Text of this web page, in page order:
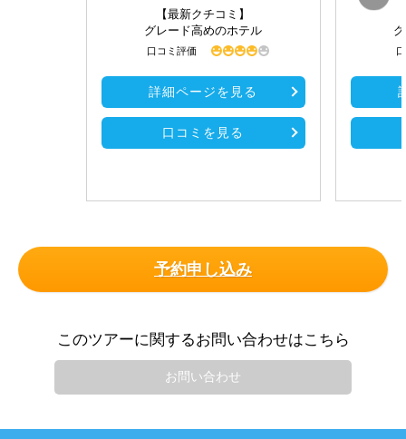
【最新クチコミ】
グレード高めのホテル
口コミ評価
詳細ページを見る
口コミを見る
予約申し込み
このツアーに関するお問い合わせはこちら
お問い合わせ